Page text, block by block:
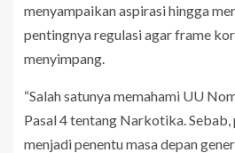
menyampaikan aspirasi hingga
pentingnya regulasi agar frame
menyimpang.
“Salah satunya memahami UU
Pasal 4 tentang Narkotika.
menjadi penentu masa depan